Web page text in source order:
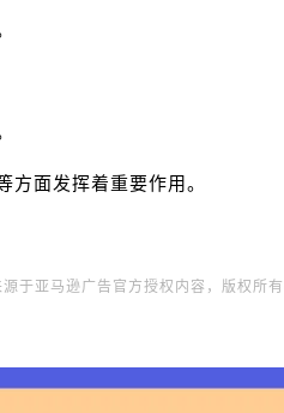
面发挥着重要作用。
于亚马逊广告官方授权内容，版权所